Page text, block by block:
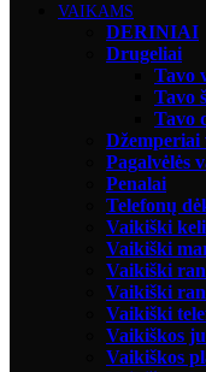
VAIKAMS
DERINIAI
Drugeliai
Tavo
Tavo
Tavo
Džemperiai
Pagalvėlės
Penalai
Telefonų
Vaikiški
Vaikiški
Vaikiški
Vaikiški
Vaikiški
Vaikiškos
Vaikiškos